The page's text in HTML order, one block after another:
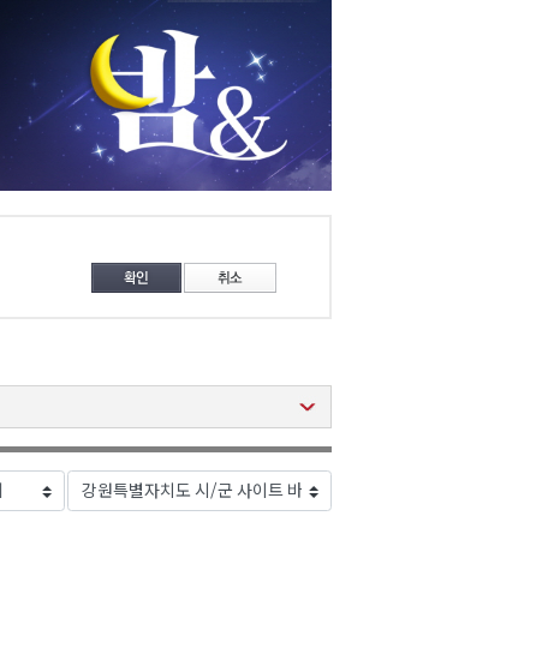
2026년 08월 07일(금)
2026년 08월 07일(금)
2026년 08월 07일(금)
2026년 08월 07일(금)
2026년 08월 07일(금)
2026년 08월 07일(금)
2026년 08월 07일(금)